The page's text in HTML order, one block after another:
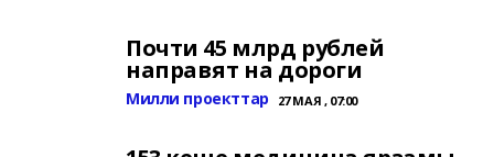
Почти 45 млрд рублей
направят на дороги
Милли проекттар 27 МАЯ , 07:00